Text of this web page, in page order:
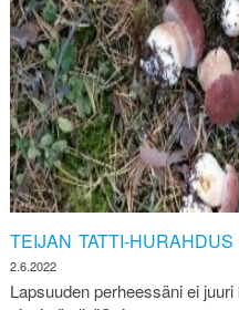
TEIJAN TATTI-HURAHDUS
2.6.2022
Lapsuuden perheessäni ei